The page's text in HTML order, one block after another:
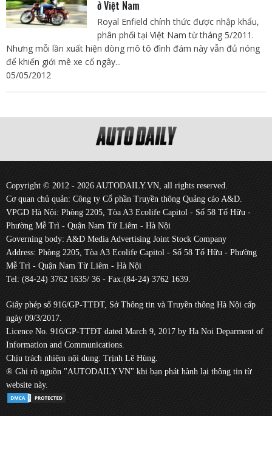
ở Việt Nam
Royal Enfield chính thức được nhập khẩu,
phân phối tại Việt Nam từ tháng 5/2011.
Nhưng mỗi lần xuất hiện dòng mô tô đình đám này vẫn đủ nóng
để khiến giới mê xe cổ ngây...
05/05/2012
Copyright © 2012 - 2026 AUTODAILY.VN, all rights reserved.
Cơ quan chủ quản: Công ty Cổ phần Truyền thông Quảng cáo A&D.
VPGD Hà Nội: Phòng 2205, Tòa A3 Ecolife Capitol - Số 58 Tố Hữu -
Phường Mễ Trì - Quận Nam Từ Liêm - Hà Nội
Governing body: A&D Media Advertising Joint Stock Company
Address: Phòng 2205, Tòa A3 Ecolife Capitol - Số 58 Tố Hữu - Phường
Mễ Trì - Quận Nam Từ Liêm - Hà Nội
Tel: (84-24) 3762 1635/ 36 - Fax:(84-24) 3762 1639.
Giấy phép số 916/GP-TTĐT, Sở Thông tin và Truyền thông Hà Nội cấp
ngày 09/3/2017.
Licence No. 916/GP-TTĐT dated March 9, 2017 by Ha Noi Deparment of
Information and Communications.
Chịu trách nhiệm nội dung: Trịnh Lê Hùng.
® Ghi rõ nguồn "AUTODAILY.VN" khi bạn phát hành lại thông tin từ
website này.